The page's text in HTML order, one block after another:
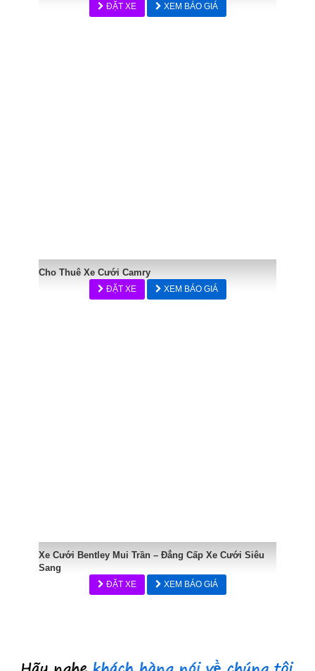
ĐẶT XE XEM BÁO GIÁ
Cho Thuê Xe Cưới Camry
ĐẶT XE XEM BÁO GIÁ
Xe Cưới Bentley Mui Trần – Đẳng Cấp Xe Cưới Siêu
Sang
ĐẶT XE XEM BÁO GIÁ